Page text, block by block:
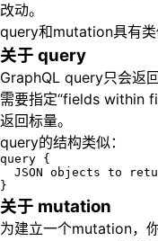
改动。
query和mutation具有类
关于 query
GraphQL query只会返
需要指定“fields within
返回标量。
query的结构类似：
query {
JSON objects to
关于 mutation
为建立一个mutation，